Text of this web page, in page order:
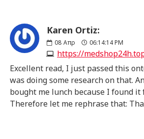
Karen Ortiz:
08 Απρ 06:14:14 PM
https://
Excellent read, I just passed this
was doing some research on that.
bought me lunch because I found
Therefore let me rephrase that: